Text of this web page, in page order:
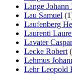
Lange Johann
Lau Samuel
Laufenberg
Laurenti
Lavater Caspar
Lecke Robert
Lehmus
Lehr Leopold